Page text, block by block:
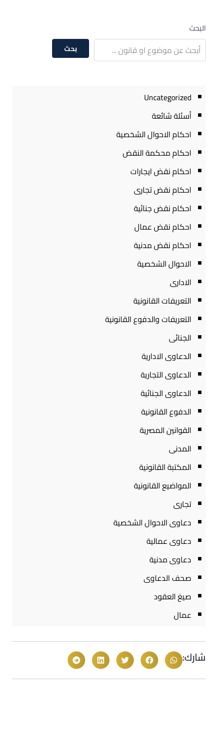
البحث
بحث
Uncategorized
أسئلة شائعة
احكام الاحوال الشخصية
احكام محكمة النقض
احكام نقض ايجارات
احكام نقض تجارى
احكام نقض جنائية
احكام نقض عمال
احكام نقض مدنية
الاحوال الشخصية
الادارى
التعريفات القانونية
التعريفات والدفوع القانونية
الجنائى
الدعاوى الادارية
الدعاوى التجارية
الدعاوى الجنائية
الدفوع القانونية
القوانين المصرية
المدنى
المكتبة القانونية
المواضيع القانونية
تجارى
دعاوى الاحوال الشخصية
دعاوى عمالية
دعاوى مدنية
صحف الدعاوى
صيغ العقود
عمال
شارك: